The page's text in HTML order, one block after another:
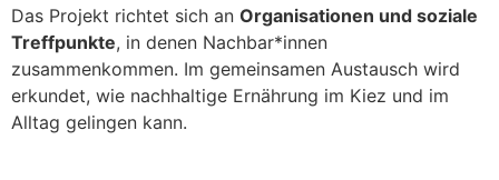
Das Projekt richtet sich an Organisationen und soziale
Treffpunkte, in denen Nachbar*innen
zusammenkommen. Im gemeinsamen Austausch wird
erkundet, wie nachhaltige Ernährung im Kiez und im
Alltag gelingen kann.